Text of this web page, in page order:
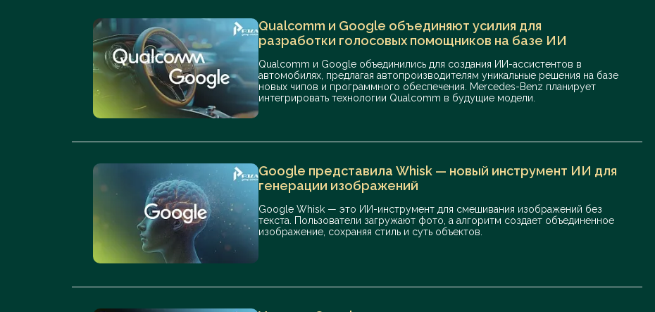
Qualcomm и Google объединяют усилия для
разработки голосовых помощников на базе ИИ
Qualcomm и Google объединились для создания ИИ-ассистентов в
автомобилях, предлагая автопроизводителям уникальные решения на базе
новых чипов и программного обеспечения. Mercedes-Benz планирует
интегрировать технологии Qualcomm в будущие модели.
Google представила Whisk — новый инструмент ИИ для
генерации изображений
Google Whisk — это ИИ-инструмент для смешивания изображений без
текста. Пользователи загружают фото, а алгоритм создает объединенное
изображение, сохраняя стиль и суть объектов.